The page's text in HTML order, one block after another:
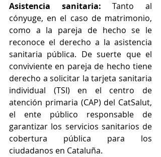
Asistencia sanitaria: Tanto al
cónyuge, en el caso de matrimonio,
como a la pareja de hecho se le
reconoce el derecho a la asistencia
sanitaria pública. De suerte que el
conviviente en pareja de hecho tiene
derecho a solicitar la tarjeta sanitaria
individual (TSI) en el centro de
atención primaria (CAP) del CatSalut,
el ente público responsable de
garantizar los servicios sanitarios de
cobertura pública para los
ciudadanos en Cataluña.